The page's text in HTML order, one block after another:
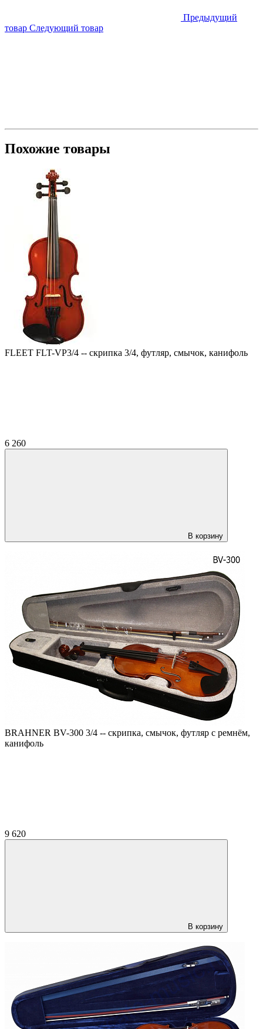
Предыдущий
товар Следующий товар
Похожие товары
FLEET FLT-VP3/4 -- скрипка 3/4, футляр, смычок, канифоль
6 260
В корзину
BRAHNER BV-300 3/4 -- скрипка, смычок, футляр с ремнём,
канифоль
9 620
В корзину